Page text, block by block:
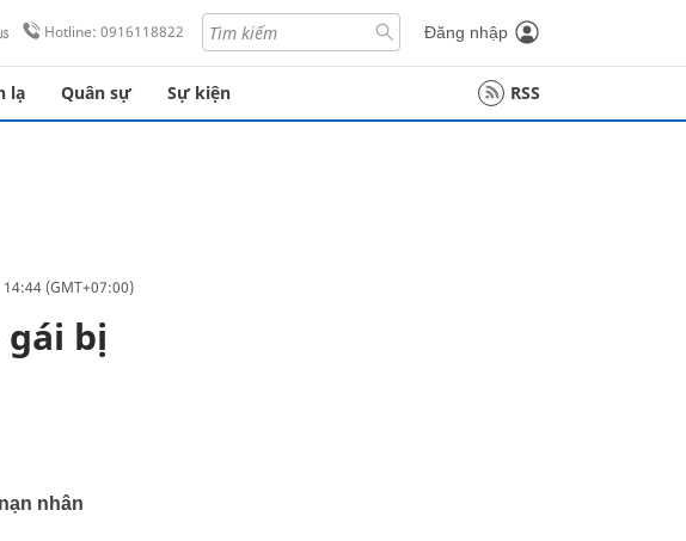
Hotline: 0916118822 Đăng nhập
lạ Quân sự Sự kiện RSS
(GMT+07:00)
bị
nhân